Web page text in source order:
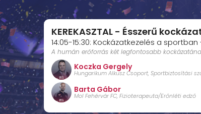
KEREKASZTAL - Ésszerű
14:05-15:30: Kockázatkezelés a
A humán erőforrás két legfontosabb
Koczka Gergely
Hungarikum Alkusz Csoport, Sportbiztosítási
Barta Gábor
Mol Fehérvár FC, Fizioterapeuta/Erőnléti edző